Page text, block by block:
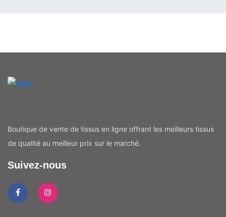
Boutique de vente de tissus en ligne offrant les meilleurs tissus
de qualité au meilleur prix sur le marché.
Suivez-nous